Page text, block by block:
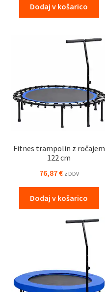
Dodaj v košarico
Fitnes trampolin z ročajem
122 cm
76,87€ z DDV
Dodaj v košarico